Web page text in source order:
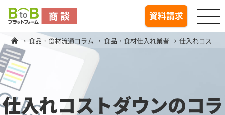
資料請求
食品・食材流通コラム 食品・食材仕入れ業者 仕入れコスト
仕入れコストダウンのコラ